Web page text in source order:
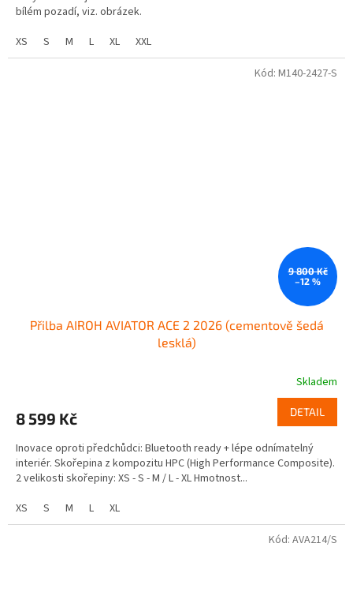
bílém pozadí, viz. obrázek.
XS
S M L XL XXL
9 800 Kč
–12 %
Přilba AIROH AVIATOR ACE 2 2026 (cementově šedá
lesklá)
Skladem
8 599 Kč DETAIL
Inovace oproti předchůdci: Bluetooth ready + lépe odnímatelný
interiér. Skořepina z kompozitu HPC (High Performance Composite).
2 velikosti skořepiny: XS - S - M / L - XL Hmotnost...
XS
S M L XL
Kód: M140-2427-S
Kód: AVA214/S